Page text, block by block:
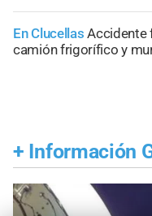
En Clucellas Accidente
camión frigorífico y
+ Información